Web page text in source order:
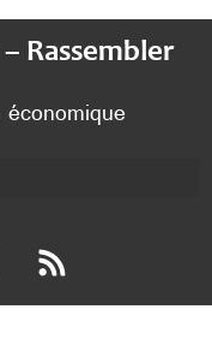
Rassembler